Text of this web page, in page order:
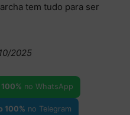
tem tudo para ser
2025
no WhatsApp
100% no Telegram